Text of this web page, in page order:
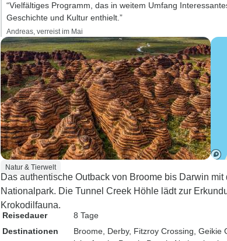
“Vielfältiges Programm, das in weitem Umfang
Geschichte und Kultur enthielt.”
Andreas, verreist im Mai
Natur & Tierwelt
Das authentische Outback von Broome bis Darwin
Nationalpark. Die Tunnel Creek Höhle lädt zur
Krokodilfauna.
Reisedauer
8 Tage
Destinationen
Broome , Derby, Fitzroy Crossing , Geikie